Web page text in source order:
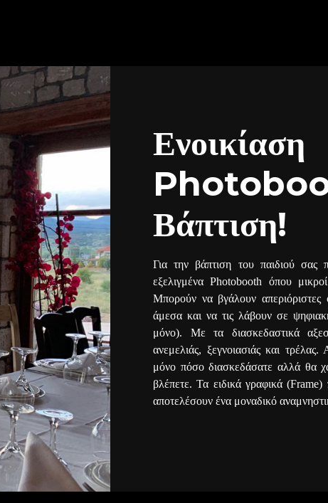
Ενοικίαση
Βάπτιση!
Για την βάπτιση του παιδιού σας
εξελιγμένα Photobooth όπου
Μπορούν να βγάλουν απεριόριστες
άμεσα και να τις λάβουν σε
μόνο). Με τα διασκεδαστικά
ανεμελιάς, ξεγνοιασιάς και
μόνο πόσο διασκεδάσατε αλλά θα
βλέπετε. Τα ειδικά γραφικά
αποτελέσουν ένα μοναδικό